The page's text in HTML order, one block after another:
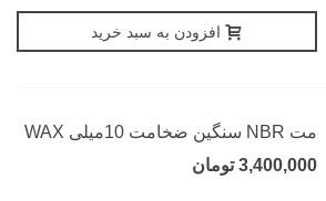
افزودن به سبد خرید
مت NBR سنگین ضخامت 10میلی WAX
3,400,000 تومان